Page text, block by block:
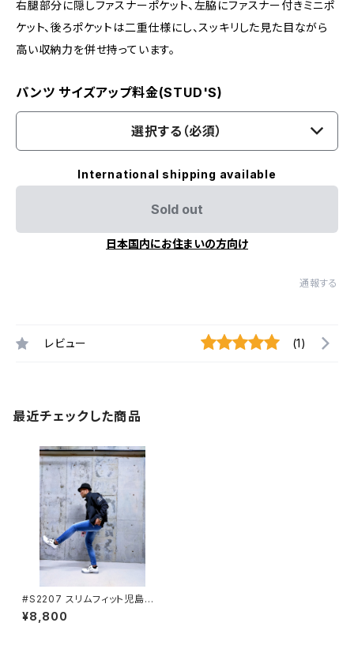
右腿部分に隠しファスナーポケット、左脇にファスナー付きミニポ
ケット、後ろポケットは二重仕様にし、スッキリした見た目ながら
高い収納力を併せ持っています。
パンツ サイズアップ料金(STUD'S)
選択する（必須）
International shipping available
Sold out
日本国内にお住まいの方向け
通報する
レビュー (1)
最近チェックした商品
#S2207 スリムフィット児島加
工デニムアンクルパンツ STU
D'S[スタッズ]
¥8,800